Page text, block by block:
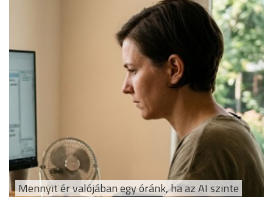
Mennyit ér valójában egy óránk, ha az AI szinte